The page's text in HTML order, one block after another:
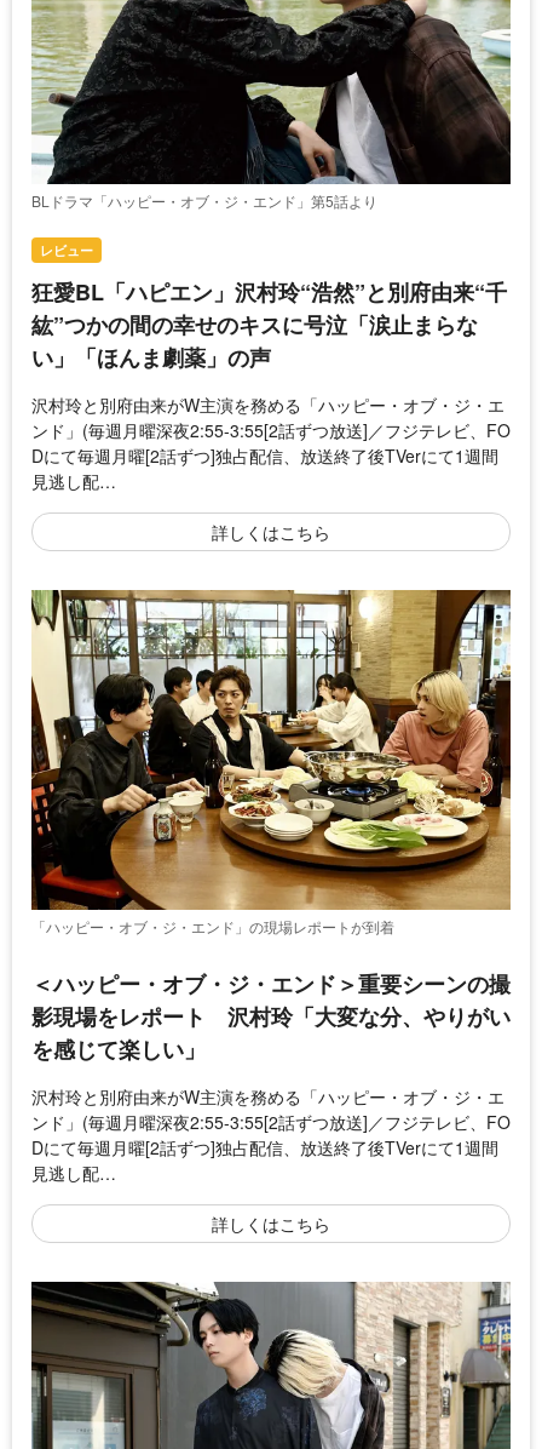
BLドラマ「ハッピー・オブ・ジ・エンド」第5話より
レビュー
狂愛BL「ハピエン」沢村玲“浩然”と別府由来“千
紘”つかの間の幸せのキスに号泣「涙止まらな
い」「ほんま劇薬」の声
沢村玲と別府由来がW主演を務める「ハッピー・オブ・ジ・エ
ンド」(毎週月曜深夜2:55-3:55[2話ずつ放送]／フジテレビ、FO
Dにて毎週月曜[2話ずつ]独占配信、放送終了後TVerにて1週間
見逃し配…
詳しくはこちら
「ハッピー・オブ・ジ・エンド」の現場レポートが到着
＜ハッピー・オブ・ジ・エンド＞重要シーンの撮
影現場をレポート 沢村玲「大変な分、やりがい
を感じて楽しい」
沢村玲と別府由来がW主演を務める「ハッピー・オブ・ジ・エ
ンド」(毎週月曜深夜2:55-3:55[2話ずつ放送]／フジテレビ、FO
Dにて毎週月曜[2話ずつ]独占配信、放送終了後TVerにて1週間
見逃し配…
詳しくはこちら